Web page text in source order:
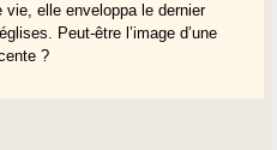
vie, elle enveloppa le dernier
Peut-être l’image d’une
?